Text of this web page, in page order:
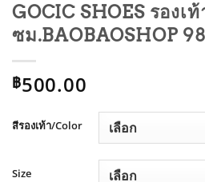
GOCIC SHOES รองเ
ซม.BAOBAOSHOP
฿500.00
สีรองเท้า/Color
Size